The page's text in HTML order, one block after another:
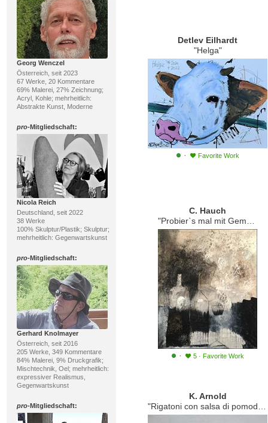
Georg Wenczel
Österreich, seit 2023
67 Werke, 20 Kommentare
69% Malerei, 27% Zeichnung;
Acryl, Kohle; mehrheitlich:
Abstrakte Kunst, Moderne
pro-Mitgliedschaft:
Nicola Reich
Deutschland, seit 2022
38 Werke
100% Skulptur/Plastik; Skulptur;
mehrheitlich: Gegenwartskunst
pro-Mitgliedschaft:
Gerhard Knolmayer
Österreich, seit 2016
205 Werke, 349 Kommentare
84% Malerei, 9% Druckgrafik;
Mischtechnik, Oel; mehrheitlich:
expressiver Realismus,
Gegenwartskunst
pro-Mitgliedschaft:
Detlev Eilhardt
"Helga"
· Favorite Work
C. Hauch
"Probier`s mal mit Gemütlichkeit"
· 5 · Favorite Work
K. Arnold
"Rigatoni con salsa di pomodoro"